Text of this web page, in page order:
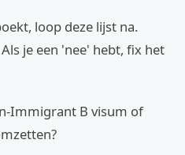
loop deze lijst na.
je een 'nee' hebt, fix het
Immigrant B visum of